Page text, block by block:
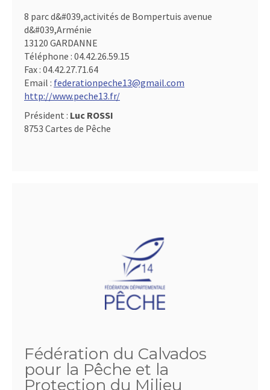
8 parc d&#039,activités de Bompertuis avenue
d&#039,Arménie
13120 GARDANNE
Téléphone : 04.42.26.59.15
Fax : 04.42.27.71.64
Email : federationpeche13@gmail.com
http://www.peche13.fr/
Président : Luc ROSSI
8753 Cartes de Pêche
Fédération du Calvados
pour la Pêche et la
Protection du Milieu